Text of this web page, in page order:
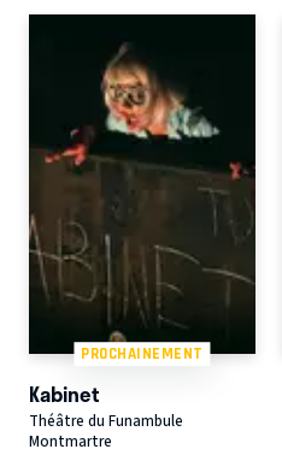
PROCHAINEMENT
Kabinet
Théâtre du Funambule
Montmartre